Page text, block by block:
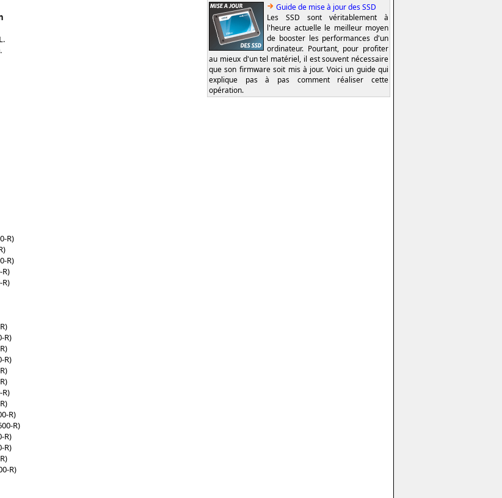
R)
R)
R)
R)
R)
R)
R)
R)
R)
Guide de mise à jour des SSD
Les SSD sont véritablement à
l'heure actuelle le meilleur moyen
de booster les performances d'un
ordinateur. Pourtant, pour profiter
au mieux d'un tel matériel, il est souvent nécessaire
que son firmware soit mis à jour. Voici un guide qui
explique pas à pas comment réaliser cette
opération.